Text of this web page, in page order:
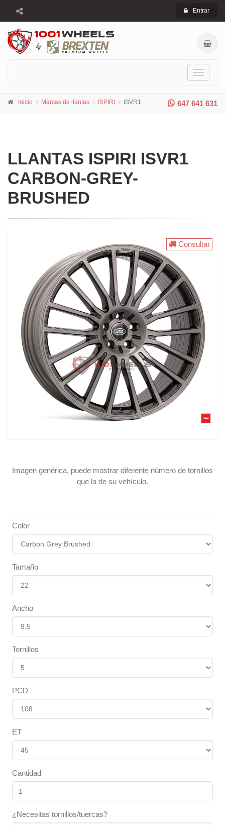
Entrar
Toggle
647 641 631
Inicio Marcas de llantas ISPIRI ISVR1
LLANTAS ISPIRI ISVR1
CARBON-GREY-
BRUSHED
Imagen genérica, puede mostrar diferente número de tornillos
que la de su vehículo.
Consultar
Color
Tamaño
Ancho
Tornillos
PCD
ET
Cantidad
¿Necesitas tornillos/tuercas?